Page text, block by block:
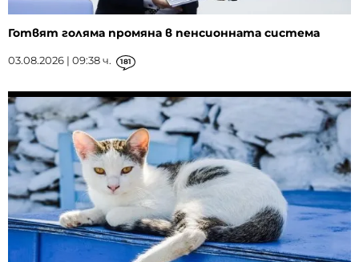
Готвят голяма промяна в пенсионната система
03.08.2026 | 09:38 ч. 181